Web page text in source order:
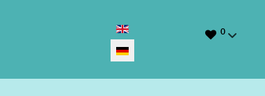
Sprache auswählen 0